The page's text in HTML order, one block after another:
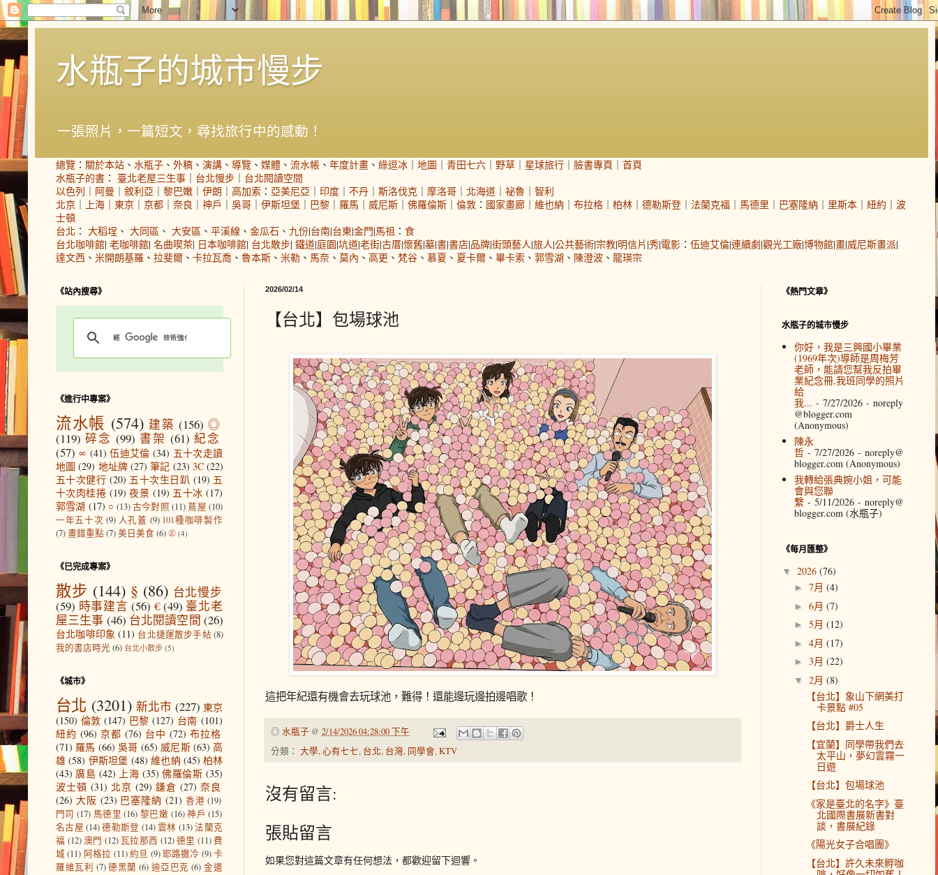
水瓶子的城市慢步
一張照片，一篇短文，尋找旅行中的感動！
總覽 ： 關於本站 、 水瓶子 、 外稿 、 演講 、 導覽 、 媒體 、 流水帳 、 年度計畫 、 綠逗冰 ｜ 地圖 ｜ 青田七六 ｜ 野草 ｜ 星球旅行 ｜ 臉書專頁 ｜ 首頁
水瓶子的書 ： 臺北老屋三生事 ｜ 台北慢步 ｜ 台北閱讀空間
以色列 ｜ 阿曼 ｜ 敘利亞 ｜ 黎巴嫩 ｜ 伊朗 ｜ 高加索 ： 亞美尼亞 ｜ 印度 ｜ 不丹 ｜ 斯洛伐克 ｜ 摩洛哥 ｜ 北海道 ｜ 祕魯 ｜ 智利
北京 ｜ 上海 ｜ 東京 ｜ 京都 ｜ 奈良 ｜ 神戶 ｜ 吳哥 ｜ 伊斯坦堡 ｜ 巴黎 ｜ 羅馬 ｜ 威尼斯 ｜ 佛羅倫斯 ｜ 倫敦 ： 國家畫廊 ｜ 維也納 ｜ 布拉格 ｜ 柏林 ｜ 德勒斯登 ｜ 法蘭克福 ｜ 馬德里 ｜ 巴塞隆納 ｜ 里斯本 ｜ 紐約 ｜ 波
士頓
台北 ： 大稻埕 、 大同區 、 大安區 、 平溪線 、 金瓜石 、 九份|台南|台東|金門|馬祖 ： 食
台北咖啡館| 老咖啡館| 名曲喫茶| 日本咖啡館| 台北散步| 鐵道|庭園|坑道|老街|古厝|懷舊|墓|書|書店|品牌|街頭藝人|旅人|公共藝術|宗教|明信片 |秀|電影 ： 伍迪艾倫|連續劇|觀光工廠|博物館|畫|威尼斯畫派|
達文西 、 米開朗基羅 、 拉斐爾 、 卡拉瓦喬 、 魯本斯 、 米勒 、 馬奈 、 莫內 、 高更 、 梵谷 、 慕夏 、 夏卡爾 、 畢卡索 、 郭雪湖 、 陳澄波 、 龍瑛宗
2026/02/14
【台北】包場球池
這把年紀還有機會去玩球池，難得！還能邊玩邊拍邊唱歌！
◎ 水瓶子 @ 2/14/2026 04:28:00 下午
分類： 大學,心有七七, 台北, 台灣, 同學會,KTV
沒有留言:
張貼留言
如果您對這篇文章有任何想法，都歡迎留下迴響。
《站內搜尋》
《進行中專案》
流水帳 (574) 建築 (156) ◎
(119) 碎念 (99) 書架 (61) 紀念
(57) ∞ (41) 伍迪艾倫 (34) 五十次走讀
地圖 (29) 地址牌 (27) 筆記 (23) 3C (22)
五十次健行 (20) 五十次生日趴 (19) 五
十次肉桂捲 (19) 夜景 (19) 五十冰 (17)
郭雪湖 (17) ○ (13)古今對照 (11) 蔦屋 (10)
一年五十次 (9) 人孔蓋 (9) 101種咖啡製作
(7)畫錯重點 (7)美日美食 (6) ㊣ (4)
《已完成專案》
散步 (144) § (86) 台北慢步
(59) 時事建言 (56) € (49) 臺北老
屋三生事 (46) 台北閱讀空間 (26)
台北咖啡印象 (11) 台北捷運散步手帖 (8)
我的書店時光 (6) 台北小散步 (5)
《城市》
台北 (3201) 新北市 (227) 東京
(150) 倫敦 (147) 巴黎 (127) 台南 (101)
紐約 (96) 京都 (76) 台中 (72) 布拉格
(71) 羅馬 (66) 吳哥 (65) 威尼斯 (63) 高
雄 (58) 伊斯坦堡 (48) 維也納 (45) 柏林
(43) 廣島 (42) 上海 (35) 佛羅倫斯 (35)
波士頓 (31) 北京 (29) 鎌倉 (27) 奈良
(26) 大阪 (23) 巴塞隆納 (21) 香港 (19)
門司 (17) 馬德里 (16) 黎巴嫩 (16) 神戶 (15)
名古屋 (14) 德勒斯登 (14)雲林 (13)法蘭克
福 (12) 澳門 (12)瓦拉那西 (12) 德里 (11) 費
城 (11) 阿格拉 (11)約旦 (9) 耶路撒冷 (9)卡
羅維瓦利 (7) 德黑蘭 (6) 迪亞巴克 (6) 金邊
《熱門文章》
水瓶子的城市慢步
你好，我是三興國小畢業
(1969年次)導師是周梅芳
老師，能請您幫我反拍畢
業紀念冊,我班同學的照片
給
我... - 7/27/2026- noreply
@blogger.com
(Anonymous)
陳永
哲- 7/27/2026- noreply@
blogger.com (Anonymous)
我轉給張典婉小姐，可能
會與您聯
繫- 5/11/2026- noreply@
blogger.com (水瓶子)
《每月匯整》
▼ 2026 (76)
► 7月 (4)
► 6月 (7)
► 5月 (12)
► 4月 (17)
► 3月 (22)
▼ 2月 (8)
【台北】象山下網美打
卡景點 #05
【台北】爵士人生
【宜蘭】同學帶我們去
太平山，夢幻雲霧一
日遊
【台北】包場球池
《家是臺北的名字》臺
北國際書展新書對
談，書展紀錄
《陽光女子合唱團》
【台北】許久未來孵咖